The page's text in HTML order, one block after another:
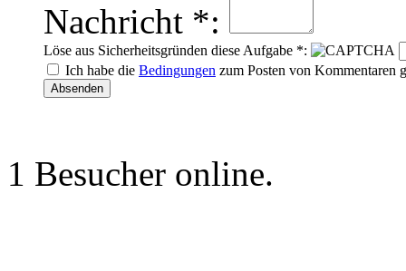
Nachricht *:
Löse aus Sicherheitsgründen diese Aufgabe *:
Ich habe die Bedingungen zum Posten von Kommentaren
1 Besucher online.